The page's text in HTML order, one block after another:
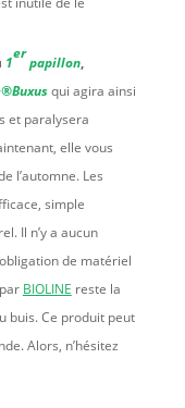
1
er
papillon,
qui agira ainsi
et paralysera
elle vous
l’automne. Les
simple
Il n’y a aucun
de matériel
BIOLINE reste la
buis. Ce produit peut
Alors, n’hésitez